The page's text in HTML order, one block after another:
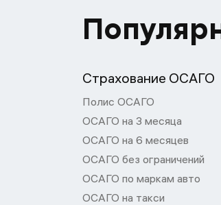
Страхование ОСАГО
Полис ОСАГО
ОСАГО на 3 месяца
ОСАГО на 6 месяцев
ОСАГО без ограничений
ОСАГО по маркам авто
ОСАГО на такси